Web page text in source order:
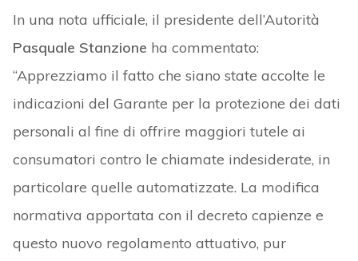
In una nota ufficiale, il presidente dell’Autorità
Pasquale Stanzione ha commentato:
“Apprezziamo il fatto che siano state accolte le
indicazioni del Garante per la protezione dei dati
personali al fine di offrire maggiori tutele ai
consumatori contro le chiamate indesiderate, in
particolare quelle automatizzate. La modifica
normativa apportata con il decreto capienze e
questo nuovo regolamento attuativo, pur